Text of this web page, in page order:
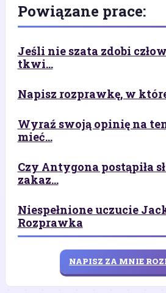
Powiązane prace:
Jeśli nie szata zdobi
tkwi...
Napisz rozprawkę, w
Wyraź swoją opinię na
mieć...
Czy Antygona postąpiła
zakaz...
Niespełnione uczucie
Rozprawka
NAPISZ ZA MNIE